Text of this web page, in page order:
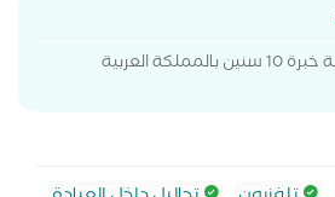
دكتور جراحة عامة و باطنة خبرة 10 سنين بالمملكة العربية